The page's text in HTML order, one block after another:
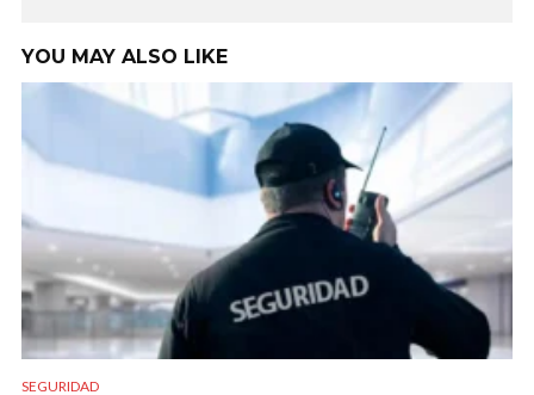
YOU MAY ALSO LIKE
SEGURIDAD